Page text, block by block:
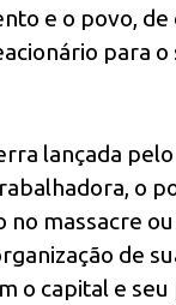
e o povo,
para
lançada
o
massacre
de
o capital e seu